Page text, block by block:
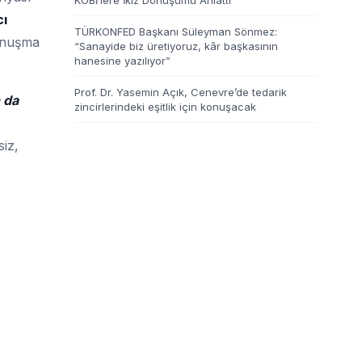
TÜRKONFED Başkanı Süleyman Sönmez:
“Sanayide biz üretiyoruz, kâr başkasının
hanesine yazılıyor”
Prof. Dr. Yasemin Açık, Cenevre’de tedarik
zincirlerindeki eşitlik için konuşacak